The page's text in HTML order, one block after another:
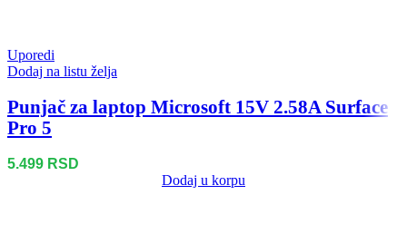
Uporedi
Dodaj na listu želja
Punjač za laptop Microsoft 15V 2.58A Surface
Pro 5
5.499 RSD
Dodaj u korpu